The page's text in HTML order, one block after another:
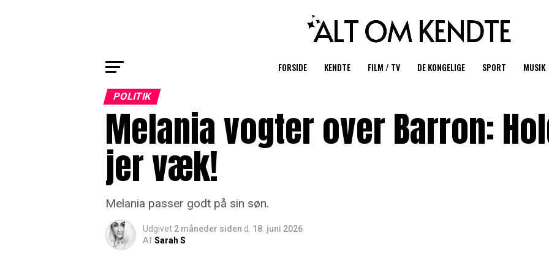
FORSIDE KENDTE FILM / TV DE KONGELIGE SPORT MUSIK
POLITIK
Melania vogter over Barron:
jer væk!
Melania passer godt på sin søn.
Udgivet 2 måneder siden d. 18. juni 2026
AfSarah S